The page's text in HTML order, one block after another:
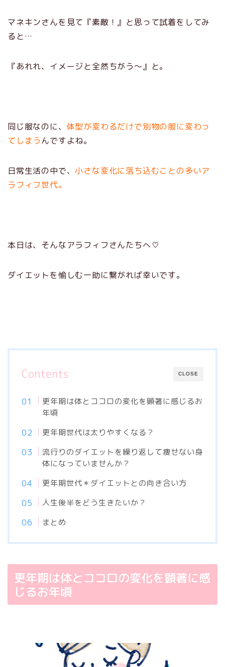
マネキンさんを見て『素敵！』と思って試着をしてみ
ると…
『あれれ、イメージと全然ちがう～』と。
同じ服なのに、 体型が変わるだけで別物の服に変わっ
てしまうんですよね。
日常生活の中で、小さな変化に落ち込むことの多いア
ラフィフ世代。
本日は、そんなアラフィフさんたちへ♡
ダイエットを愉しむ一助に繋がれば幸いです。
CLOSE
Contents
更年期は体とココロの変化を顕著に感じるお
年頃
更年期世代は太りやすくなる？
流行りのダイエットを繰り返して痩せない身
体になっていませんか？
更年期世代＊ダイエットとの向き合い方
人生後半をどう生きたいか？
まとめ
更年期は体とココロの変化を顕著に感
じるお年頃